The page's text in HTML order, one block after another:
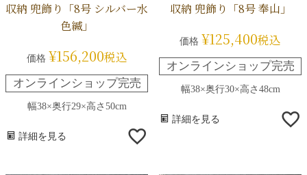
収納 兜飾り「8号 シルバー水
色縅」
価格 ¥156,200税込
オンラインショップ完売
幅38×奥行29×高さ50cm
詳細を見る
収納 兜飾り「8号 奉山」
価格 ¥125,400税込
オンラインショップ完売
幅38×奥行30×高さ48cm
詳細を見る